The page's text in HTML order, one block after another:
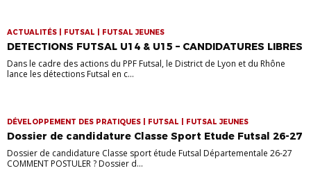
ACTUALITÉS | FUTSAL | FUTSAL JEUNES
DETECTIONS FUTSAL U14 & U15 – CANDIDATURES LIBRES
Dans le cadre des actions du PPF Futsal, le District de Lyon et du Rhône
lance les détections Futsal en c...
DÉVELOPPEMENT DES PRATIQUES | FUTSAL | FUTSAL JEUNES
Dossier de candidature Classe Sport Etude Futsal 26-27
Dossier de candidature Classe sport étude Futsal Départementale 26-27
COMMENT POSTULER ? Dossier d...